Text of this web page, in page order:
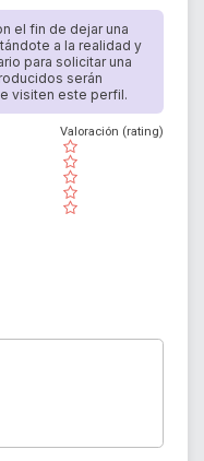
el fin de dejar una
a la realidad y
para solicitar una
serán
visiten este perfil.
( )
( )
( )
( )
( )
Valoración (rating)